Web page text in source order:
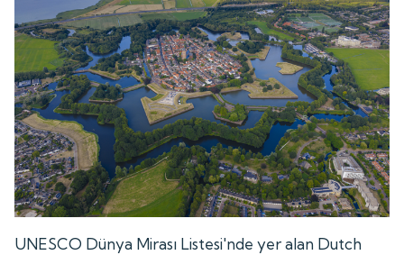
UNESCO Dünya Mirası Listesi'nde yer alan Dutch